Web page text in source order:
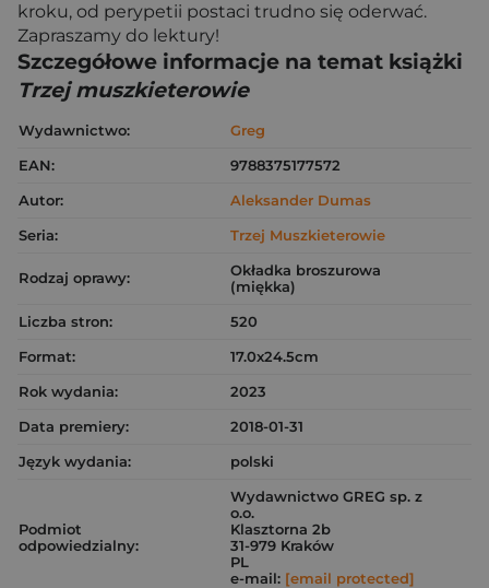
kroku, od perypetii postaci trudno się oderwać.
Zapraszamy do lektury!
Szczegółowe informacje na temat książki
Trzej muszkieterowie
Wydawnictwo:
Greg
EAN:
9788375177572
Autor:
Aleksander Dumas
Seria:
Trzej Muszkieterowie
Rodzaj oprawy:
Okładka broszurowa
(miękka)
Liczba stron:
520
Format:
17.0x24.5cm
Rok wydania:
2023
Data premiery:
2018-01-31
Język wydania:
polski
Podmiot
odpowiedzialny:
Wydawnictwo GREG sp. z
o.o.
Klasztorna 2b
31-979 Kraków
PL
e-mail: [email protected]